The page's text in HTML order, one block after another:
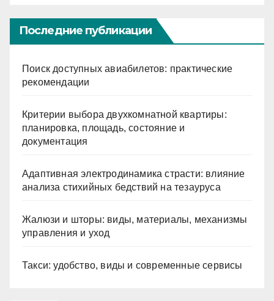
Последние публикации
Поиск доступных авиабилетов: практические
рекомендации
Критерии выбора двухкомнатной квартиры:
планировка, площадь, состояние и
документация
Адаптивная электродинамика страсти: влияние
анализа стихийных бедствий на тезауруса
Жалюзи и шторы: виды, материалы, механизмы
управления и уход
Такси: удобство, виды и современные сервисы